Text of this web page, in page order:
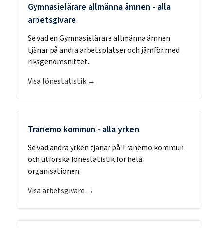
Gymnasielärare allmänna ämnen - alla
arbetsgivare
Se vad enGymnasielärare allmänna ämnen
tjänar på andra arbetsplatser och jämför med
riksgenomsnittet.
Visa lönestatistik →
Tranemo kommun - alla yrken
Se vad andra yrken tjänar på Tranemo kommun
och utforska lönestatistik för hela
organisationen.
Visa arbetsgivare →